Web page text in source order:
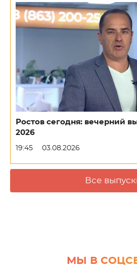
Ростов сегодня: вечерний
2026
19:45 03.08.2026
Все
МЫ В